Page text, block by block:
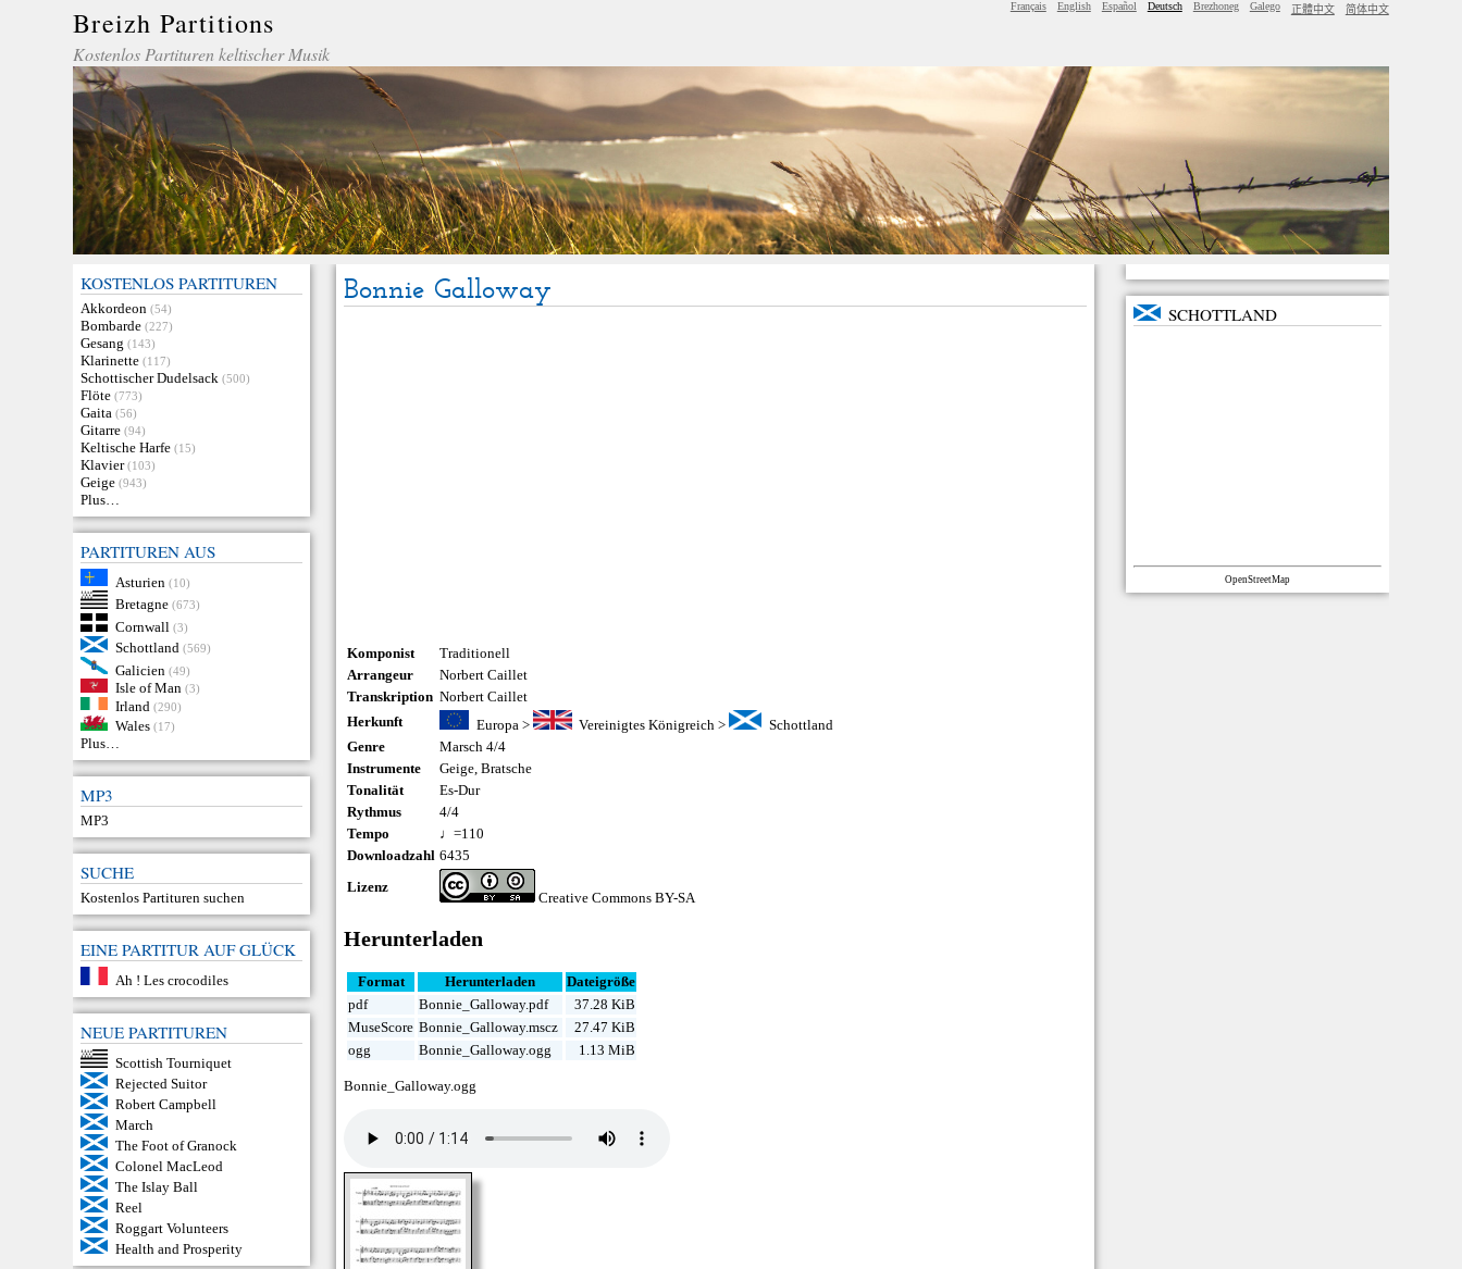
Breizh Partitions
Kostenlos Partituren keltischer Musik
Français English Español Deutsch Brezhoneg Galego 正體中文 简体中文
KOSTENLOS PARTITUREN
Akkordeon (54)
Bombarde (227)
Gesang (143)
Klarinette (117)
Schottischer Dudelsack (500)
Flöte (773)
Gaita (56)
Gitarre (94)
Keltische Harfe (15)
Klavier (103)
Geige (943)
Plus…
PARTITUREN AUS
Asturien (10)
Bretagne (673)
Cornwall (3)
Schottland (569)
Galicien (49)
Isle of Man (3)
Irland (290)
Wales (17)
Plus…
MP3
MP3
SUCHE
Kostenlos Partituren suchen
EINE PARTITUR AUF GLÜCK
Ah ! Les crocodiles
NEUE PARTITUREN
Scottish Tourniquet
Rejected Suitor
Robert Campbell
March
The Foot of Granock
Colonel MacLeod
The Islay Ball
Reel
Roggart Volunteers
Health and Prosperity
Bonnie Galloway
Komponist
Traditionell
Arrangeur
Norbert Caillet
Transkription Norbert Caillet
Herkunft
Europa > Vereinigtes Königreich >
Schottland
Genre
Marsch 4/4
Instrumente
Geige ,Bratsche
Tonalität
Es-Dur
Rythmus
4/4
Tempo
♩=110
Downloadzahl 6435
Lizenz
Creative Commons BY-SA
Herunterladen
Format Herunterladen
Dateigröße
pdf
Bonnie_Galloway.pdf
37.28 KiB
MuseScore Bonnie_Galloway.mscz
27.47 KiB
ogg
Bonnie_Galloway.ogg 1.13 MiB
Bonnie_Galloway.ogg
SCHOTTLAND
OpenStreetMap